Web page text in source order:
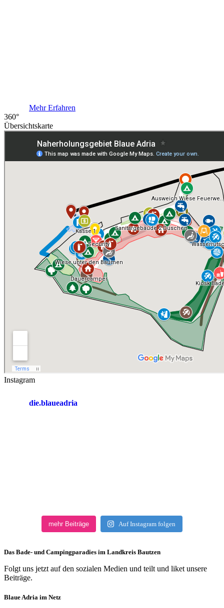
Mehr Erfahren
360°
Übersichtskarte
Instagram
die.blaueadria
mehr Beiträge Auf Instagram folgen
Das Bade- und Campingparadies im Landkreis Bautzen
Folgt uns jetzt auf den sozialen Medien und teilt und liket unsere
Beiträge.
Blaue Adria im Netz